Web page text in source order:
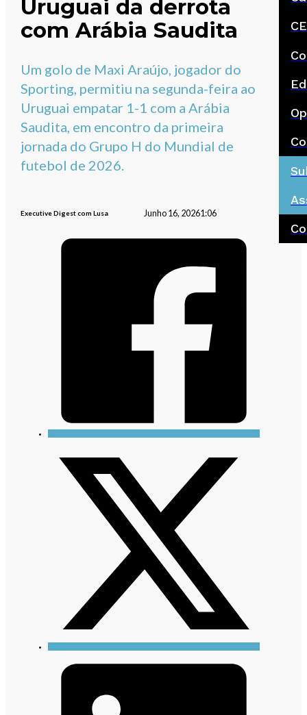
Uruguai da derrota
com Arábia Saudita
Um golo de Maxi Araújo, jogador do
Sporting, permitiu na segunda-feira ao
Uruguai empatar 1-1 com a Arábia
Saudita, em encontro da primeira
jornada do Grupo H do Mundial de
futebol de 2026.
Executive Digest com Lusa Junho 16, 20261:06